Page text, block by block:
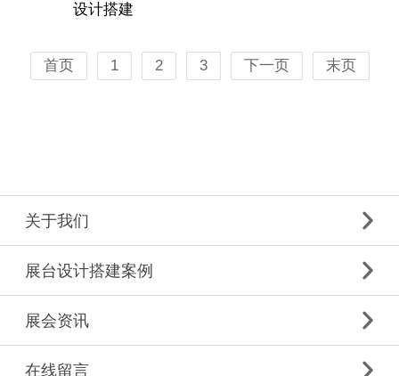
设计搭建
首页 1 2 3 下一页 末页
关于我们
展台设计搭建案例
展会资讯
在线留言